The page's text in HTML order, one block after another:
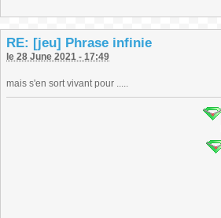
RE: [jeu] Phrase infinie
le 28 June 2021 - 17:49
mais s'en sort vivant pour .....